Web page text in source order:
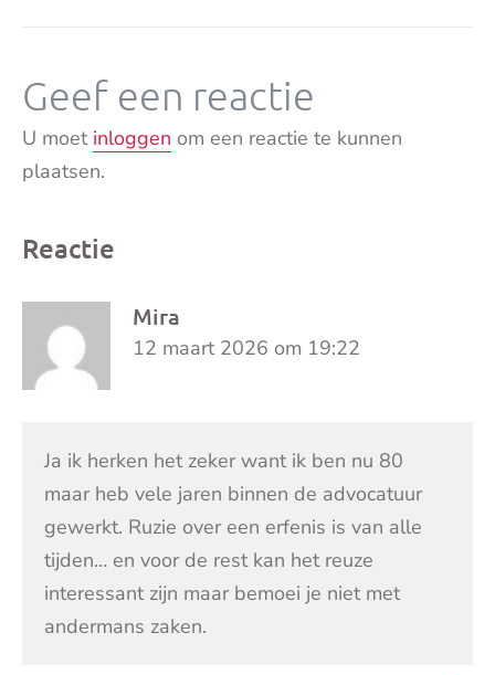
Geef een reactie
U moet inloggen om een reactie te kunnen
plaatsen.
Reactie
Mira
12 maart 2026 om 19:22
Ja ik herken het zeker want ik ben nu 80
maar heb vele jaren binnen de advocatuur
gewerkt. Ruzie over een erfenis is van alle
tijden… en voor de rest kan het reuze
interessant zijn maar bemoei je niet met
andermans zaken.